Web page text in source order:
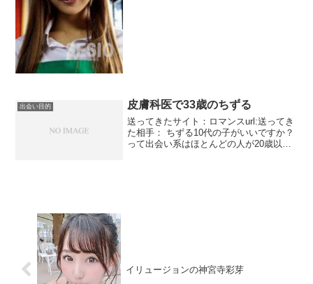
出会い目的 皮膚科医で33歳のちずる
送ってきたサイト：ロマンスurl:送ってき
た相手： ちずる10代の子がいいですか？
って出会い系はほとんどの人が20歳以上
イリュージョンの神宮寺彩芽